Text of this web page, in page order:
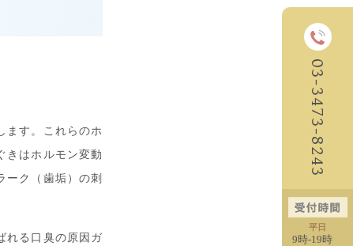
03-3473-8243
平日
9時-19時
ます。これらのホ
きはホルモン変動
ーク（歯垢）の刺
れる口臭の原因ガ